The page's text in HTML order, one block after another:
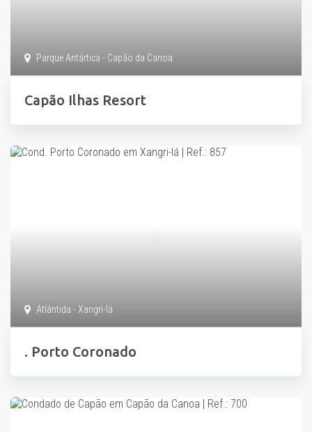
Parque Antártica - Capão da Canoa
Capão Ilhas Resort
Atlântida - Xangri-lá
. Porto Coronado